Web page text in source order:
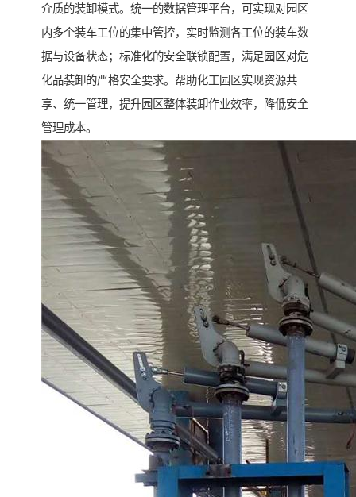
介质的装卸模式。统一的数据管理平台，可实现对园区
内多个装车工位的集中管控，实时监测各工位的装车数
据与设备状态；标准化的安全联锁配置，满足园区对危
化品装卸的严格安全要求。帮助化工园区实现资源共
享、统一管理，提升园区整体装卸作业效率，降低安全
管理成本。